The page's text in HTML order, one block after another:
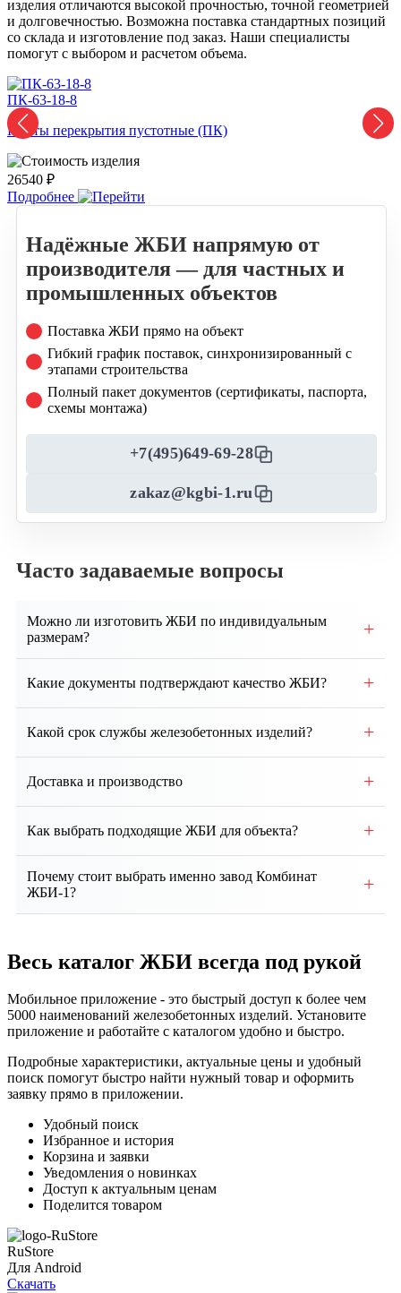
изделия отличаются высокой прочностью, точной геометрией
и долговечностью. Возможна поставка стандартных позиций
со склада и изготовление под заказ. Наши специалисты
помогут с выбором и расчетом объема.
ПК-63-18-8
Плиты перекрытия пустотные (ПК)
26540 ₽
Подробнее
Надёжные ЖБИ напрямую от
производителя — для частных и
промышленных объектов
Поставка ЖБИ прямо на объект
Гибкий график поставок, синхронизированный с
этапами строительства
Полный пакет документов (сертификаты, паспорта,
схемы монтажа)
+7(495)649-69-28
zakaz@kgbi-1.ru
Часто задаваемые вопросы
Можно ли изготовить ЖБИ по индивидуальным
размерам?
+
индивидуальным чертежам и техническим
Какие документы подтверждают качество ЖБИ? +
сертификатами соответствия и протоколами
Какой срок службы железобетонных изделий? +
службы ЖБИ составляет от 50 до 100 лет и более.
Доставка и производство +
всех этапах. Доставка по региону и всей России.
Как выбрать подходящие ЖБИ для объекта? +
условий и нагрузок. Наши специалисты помогут
подобрать оптимальные изделия и
Почему стоит выбрать именно завод Комбинат
ЖБИ-1?
+
условия сотрудничества, индивидуальный подход и
надежную доставку продукции точно в срок.
Весь каталог ЖБИ всегда под рукой
Мобильное приложение - это быстрый доступ к более чем
5000 наименований железобетонных изделий. Установите
приложение и работайте с каталогом удобно и быстро.
Подробные характеристики, актуальные цены и удобный
поиск помогут быстро найти нужный товар и оформить
заявку прямо в приложении.
Удобный поиск
Избранное и история
Корзина и заявки
Уведомления о новинках
Доступ к актуальным ценам
Поделится товаром
RuStore
Для Android
Скачать